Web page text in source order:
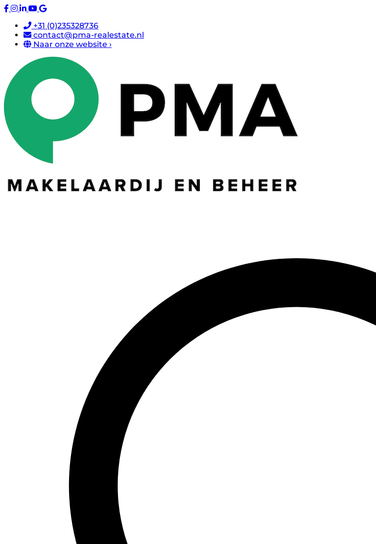
+31 (0)235328736
contact@pma-realestate.nl
Naar onze website ›